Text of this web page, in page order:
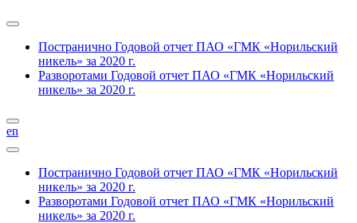
Постранично Годовой отчет ПАО «ГМК «Норильский
никель» за 2020 г.
Разворотами Годовой отчет ПАО «ГМК «Норильский
никель» за 2020 г.
en
Постранично Годовой отчет ПАО «ГМК «Норильский
никель» за 2020 г.
Разворотами Годовой отчет ПАО «ГМК «Норильский
никель» за 2020 г.